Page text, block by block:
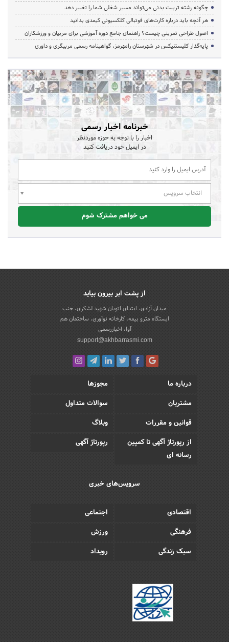
چگونه رشته تربیت بدنی می‌تواند مسیر شغلی شما را تغییر دهد
هر آنچه باید درباره کارت‌های فوتبالی کلکسیونی کیمدی بدانید
اصول طراحی تمرینی چیست؟ راهنمای جامع دوره آموزشی برای مربیان و ورزشکاران
پایه‌گذار کلیستنیکس در شهرستان رامهرمز، گواهینامه رسمی مربیگری و داوری
خبرنامه اخبار رسمی
اخبار را با توجه به حوزه موردنظر
در ایمیل خود دریافت کنید
انتخاب سرویس
می خواهم مشترک شوم
از پشت ابر بیرون بیاید
میدان آزادی، ابتدای اتوبان شهید لشکری، جنب
ایستگاه مترو بیمه، کارخانه نوآوری، ساختمان هم
آوا، اخباررسمی
support@akhbarrasmi.com
درباره ما
مجوزها
مشتریان
سوالات متداول
قوانین و مقررات
وبلاگ
از رپورتاژ آگهی تا کمپین
رسانه ای
رپورتاژ آگهی
سرویس‌های خبری
اقتصادی
اجتماعی
فرهنگی
ورزش
سبک زندگی
رویداد